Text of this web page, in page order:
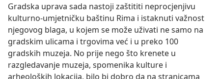
Gradska uprava sada nastoji zaštititi neprocjenjivu
kulturno-umjetničku baštinu Rima i istaknuti važnost
njegovog blaga, u kojem se može uživati ne samo na
gradskim ulicama i trgovima već i u preko 100
gradskih muzeja. No prije nego što krenete u
razgledavanje muzeja, spomenika kulture i
arheoloških lokacija, bilo bi dobro da na stranicama